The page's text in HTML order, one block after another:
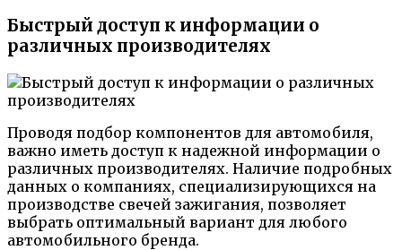
Быстрый доступ к информации о
различных производителях
Проводя подбор компонентов для автомобиля,
важно иметь доступ к надежной информации о
различных производителях. Наличие подробных
данных о компаниях, специализирующихся на
производстве свечей зажигания, позволяет
выбрать оптимальный вариант для любого
автомобильного бренда.